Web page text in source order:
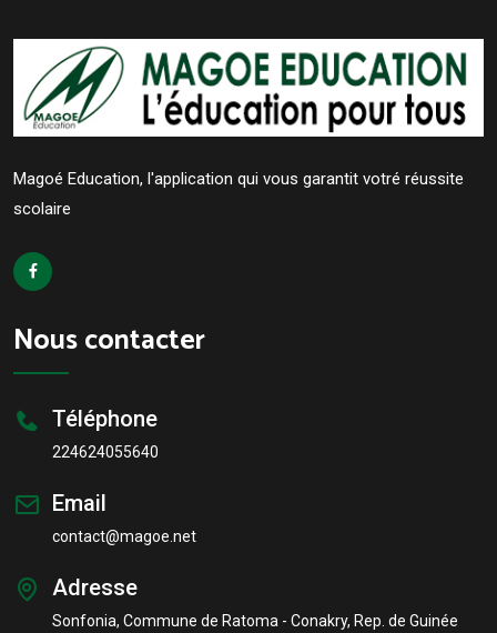
Magoé Education, l'application qui vous garantit votré réussite
scolaire
Nous contacter
Téléphone
224624055640
Email
contact@magoe.net
Adresse
Sonfonia, Commune de Ratoma - Conakry, Rep. de Guinée